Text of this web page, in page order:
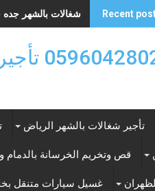
Recent شغالات بالشهر جده حى
تأجير العماله المنزليه بالساعه والشهر بالرياض
تأجير شغالات بالشهر الرياض
قص وتخريم الخرسانة بالدمام
غسيل سيارات متنقل